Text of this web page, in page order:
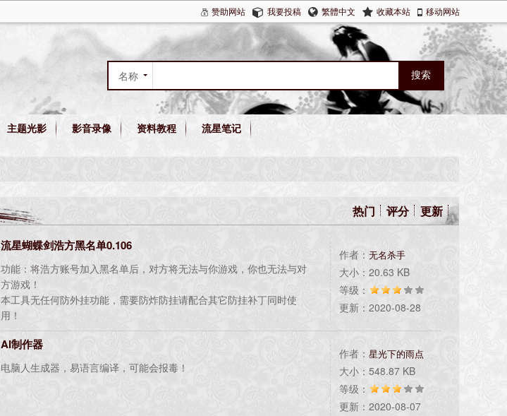
赞助网站 我要投稿 繁體中文 收藏本站 移动网站
名称
综合
主题光影 影音录像 资料教程 流星笔记
热门 评分 更新
作者： 无名杀手
大小：20.63 KB
等级：
更新：2020-08-28
流星蝴蝶剑浩方黑名单0.106
功能：将浩方账号加入黑名单后，对方将无法与你游戏，你也无法与对
方游戏！
本工具无任何防外挂功能，需要防炸防挂请配合其它防挂补丁同时使
用！
作者： 星光下的雨点
大小：548.87 KB
等级：
更新：2020-08-07
AI制作器
电脑人生成器，易语言编译，可能会报毒！